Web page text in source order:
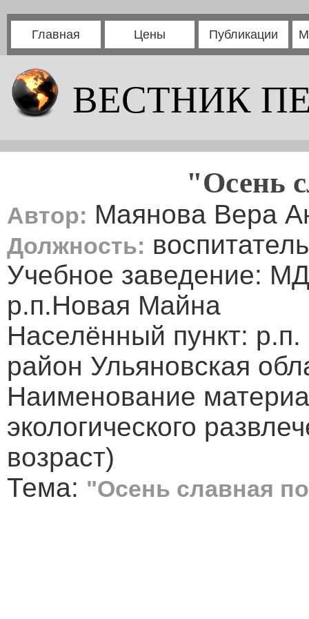
Главная Цены Публикации
ВЕСТНИК
"Осень
Автор: Маянова Вера
Должность: воспитатель
Учебное заведение:
р.п.Новая Майна
Населённый пункт:
район Ульяновская
Наименование
экологического
возраст)
Тема: "Осень славная